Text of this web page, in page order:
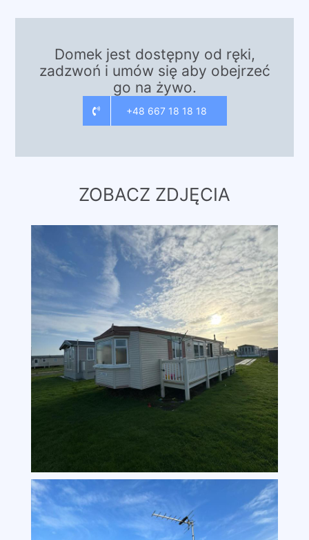
Domek jest dostępny od ręki,
zadzwoń i umów się aby obejrzeć
go na żywo.
+48 667 18 18 18
ZOBACZ ZDJĘCIA